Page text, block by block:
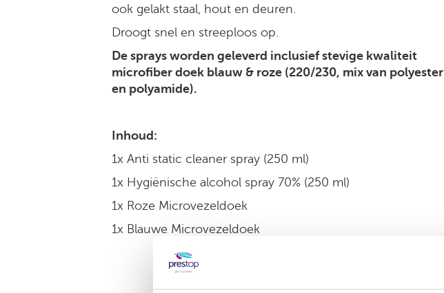
ook gelakt staal, hout en deuren.
Droogt snel en streeploos op.
De sprays worden geleverd inclusief stevige kwaliteit
microfiber doek blauw & roze (220/230, mix van polyester
en polyamide).
Inhoud:
1x Anti static cleaner spray (250 ml)
1x Hygiënische alcohol spray 70% (250 ml)
1x Roze Microvezeldoek
1x Blauwe Microvezeldoek